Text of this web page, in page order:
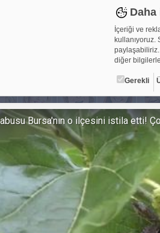
İçeriği ve
kullanıyoruz.
paylaşabiliriz.
diğer
Gerekli
Çerez
Çerezler,
metin
alanlar için
Gerekli
Üçüncü
Bursa'nın o ilçesini istila etti!